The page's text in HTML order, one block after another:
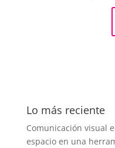
Lo más reciente
Comunicación visual
espacio en una